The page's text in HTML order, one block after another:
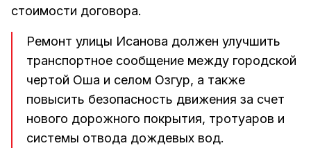
стоимости договора.
Ремонт улицы Исанова должен улучшить
транспортное сообщение между городской
чертой Оша и селом Озгур, а также
повысить безопасность движения за счет
нового дорожного покрытия, тротуаров и
системы отвода дождевых вод.